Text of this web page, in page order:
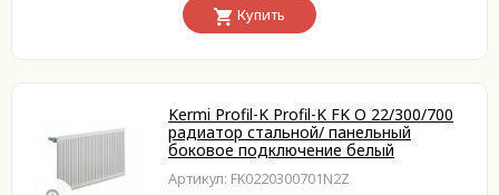
Купить
Kermi Profil-K Profil-K FK O 22/300/700
радиатор стальной/ панельный
боковое подключение белый
Артикул: FK0220300701N2Z